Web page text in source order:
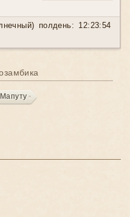
полдень: 12:23:54